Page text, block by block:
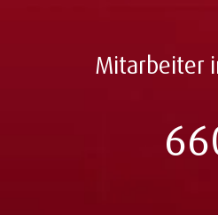
Mitarbeiter